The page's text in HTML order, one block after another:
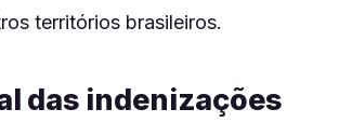
territórios brasileiros.
das indenizações